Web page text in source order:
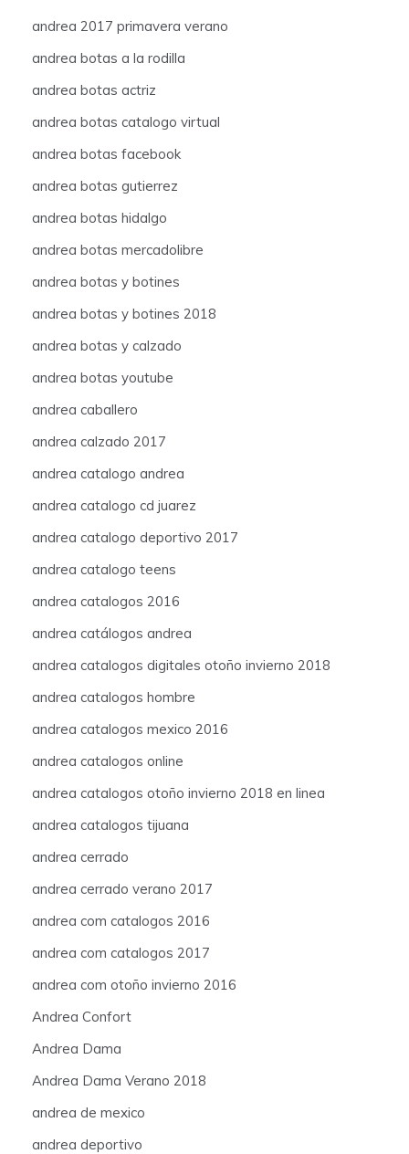
andrea 2017 primavera verano
andrea botas a la rodilla
andrea botas actriz
andrea botas catalogo virtual
andrea botas facebook
andrea botas gutierrez
andrea botas hidalgo
andrea botas mercadolibre
andrea botas y botines
andrea botas y botines 2018
andrea botas y calzado
andrea botas youtube
andrea caballero
andrea calzado 2017
andrea catalogo andrea
andrea catalogo cd juarez
andrea catalogo deportivo 2017
andrea catalogo teens
andrea catalogos 2016
andrea catálogos andrea
andrea catalogos digitales otoño invierno 2018
andrea catalogos hombre
andrea catalogos mexico 2016
andrea catalogos online
andrea catalogos otoño invierno 2018 en linea
andrea catalogos tijuana
andrea cerrado
andrea cerrado verano 2017
andrea com catalogos 2016
andrea com catalogos 2017
andrea com otoño invierno 2016
Andrea Confort
Andrea Dama
Andrea Dama Verano 2018
andrea de mexico
andrea deportivo